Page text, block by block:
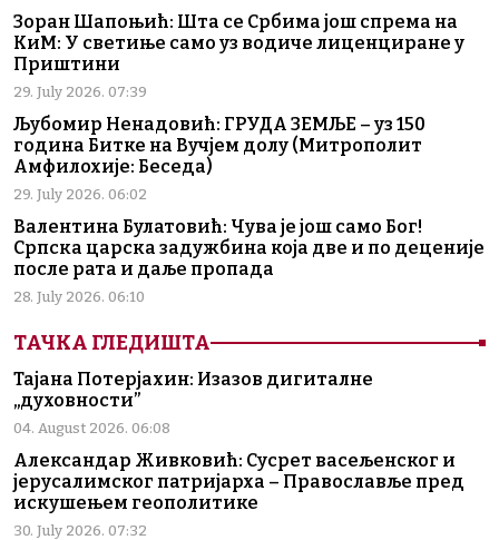
Зоран Шапоњић: Шта се Србима још спрема на
КиМ: У светиње само уз водиче лиценциране у
Приштини
29. July 2026. 07:39
Љубомир Ненадовић: ГРУДА ЗЕМЉЕ – уз 150
година Битке на Вучјем долу (Митрополит
Амфилохије: Беседа)
29. July 2026. 06:02
Валентина Булатовић: Чува је још само Бог!
Српска царска задужбина која две и по деценије
после рата и даље пропада
28. July 2026. 06:10
ТАЧКА ГЛЕДИШТА
Тајана Потерјахин: Изазов дигиталне
„духовности”
04. August 2026. 06:08
Александар Живковић: Сусрет васељенског и
јерусалимског патријарха – Православље пред
искушењем геополитике
30. July 2026. 07:32